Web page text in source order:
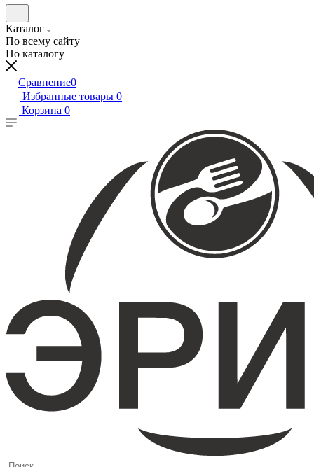
Каталог
По всему сайту
По каталогу
Сравнение0
Избранные товары 0
Корзина 0